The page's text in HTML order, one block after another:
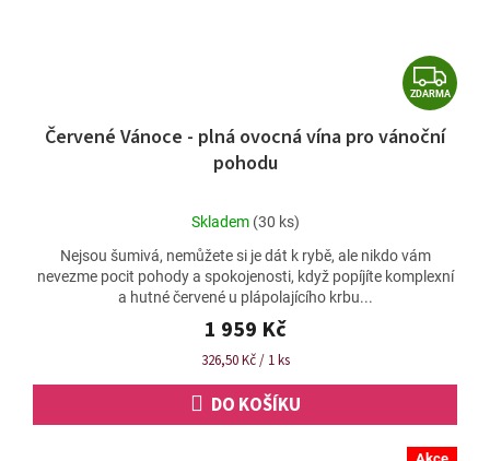
Z
D
A
ZDARMA
Červené Vánoce - plná ovocná vína pro vánoční
pohodu
Průměrné
produktu
je
4,9
z
5
hvězdiček.
Skladem (30 ks)
1 959 Kč
Měrná
326,50 Kč / 1 ks
DO KOŠÍKU
Nejsou šumivá, nemůžete si je dát k rybě, ale nikdo vám
nevezme pocit pohody a spokojenosti, když popíjíte komplexní
a hutné červené u plápolajícího krbu...
Akce